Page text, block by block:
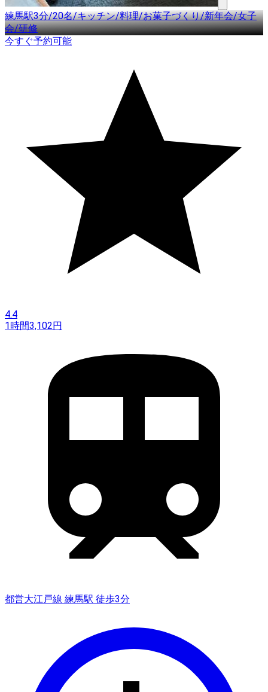
練馬駅3分/20名/キッチン/料理/お菓子づくり/新年会/女子
会/研修
今すぐ予約可能
4.4
1時間3,102円
都営大江戸線 練馬駅 徒歩3分